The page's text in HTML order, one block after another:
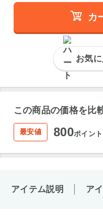
カ
お気
この商品の価格を比
最安値 800ポイント
アイテム説明 ア